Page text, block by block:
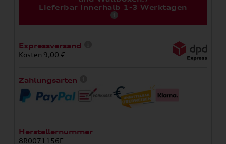
Lieferbar innerhalb 1-3 Werktagen
Expressversand
Kosten 9,00 €
Zahlungsarten
Herstellernummer
8R0071156F